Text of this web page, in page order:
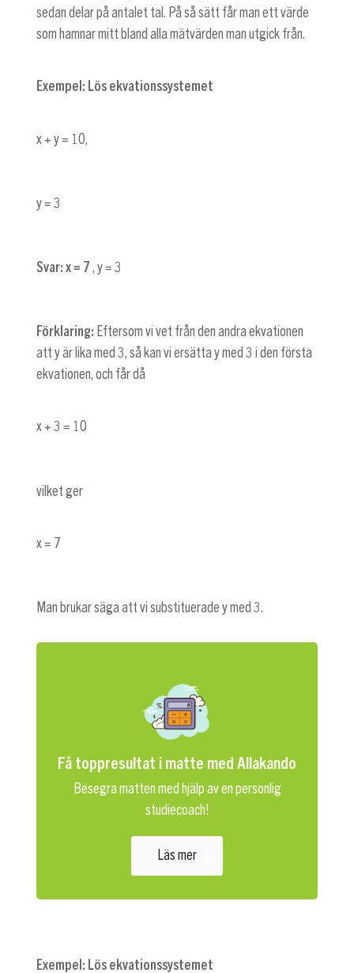
sedan delar på antalet tal. På så sätt får man ett värde
som hamnar mitt bland alla mätvärden man utgick från.
Exempel: Lös ekvationssystemet
x + y = 10
y = 3
Svar: x = 7 , y = 3
Förklaring: Eftersom vi vet från den andra ekvationen
att y är lika med 3, så kan vi ersätta y med 3 i den första
ekvationen, och får då
x + 3 = 10
vilket ger
x = 7
Man brukar säga att vi substituerade y med 3.
Få toppresultat i matte med Allakando
Besegra matten med hjälp av en personlig
studiecoach!
Läs mer
Exempel: Lös ekvationssystemet